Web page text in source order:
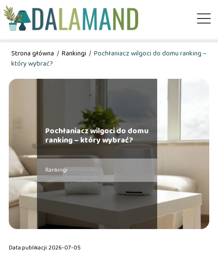
Strona główna / Rankingi / Pochłaniacz wilgoci do domu ranking –
który wybrać?
Pochłaniacz wilgoci do domu
ranking – który wybrać?
Rankingi
Data publikacji: 2026-07-05